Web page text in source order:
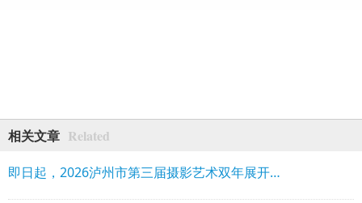
相关文章 Related
即日起，2026泸州市第三届摄影艺术双年展开始征稿！